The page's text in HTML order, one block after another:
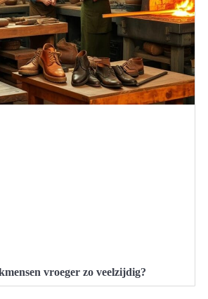
vroeger zo veelzijdig?